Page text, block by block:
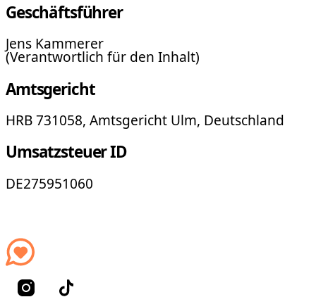
Geschäftsführer
Jens Kammerer
(Verantwortlich für den Inhalt)
Amtsgericht
HRB 731058, Amtsgericht Ulm, Deutschland
Umsatzsteuer ID
DE275951060